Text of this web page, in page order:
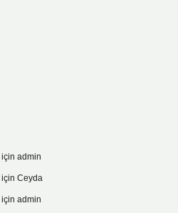
için admin
için Ceyda
için admin